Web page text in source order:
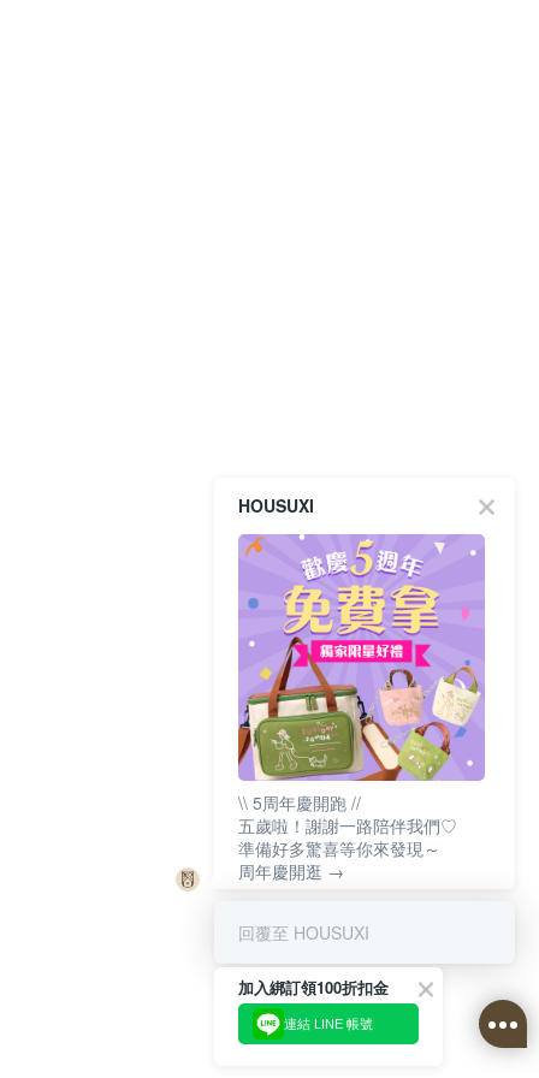
HOUSUXI
\\ 5周年慶開跑 //
五歲啦！謝謝一路陪伴我們♡
準備好多驚喜等你來發現～
周年慶開逛 →
回覆至 HOUSUXI
加入綁訂領100折扣金
連結 LINE 帳號